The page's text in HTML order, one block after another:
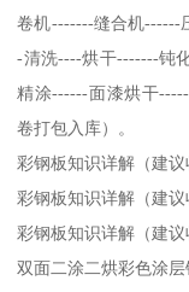
卷机-------缝合机------
-清洗----烘干-------钝
精涂------面漆烘干
卷打包入库）。
彩钢板知识详解（建议
彩钢板知识详解（建议
彩钢板知识详解（建议
双面二涂二烘彩色涂